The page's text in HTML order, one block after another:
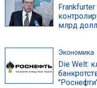
млрд
Экономика
Die Welt: